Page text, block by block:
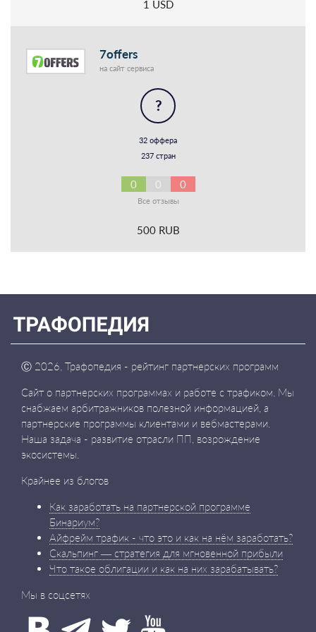
1 USD
7offers
на сайт сервиса
?
32 оффера
237 стран
0 0 0
Все отзывы
500 RUB
Ⓒ 2026, Трафопедия - рейтинг партнерских программ
Сайт о партнерских программах и работе с трафиком. Мы
снабжаем арбитражников полезной информацией, а
партнерские программы клиентами и вебмастерами.
Наша задача - развитие отрасли ПП, возрождение
экосистемы.
Крайнее из блогов
Как заработать на партнерской программе
Бинариум?
Айфрейм трафик - что это и как на нём заработать?
Скальпинг — стратегия для мгновенной прибыли
Что такое облигации и как на них зарабатывать?
Мы в соцсетях